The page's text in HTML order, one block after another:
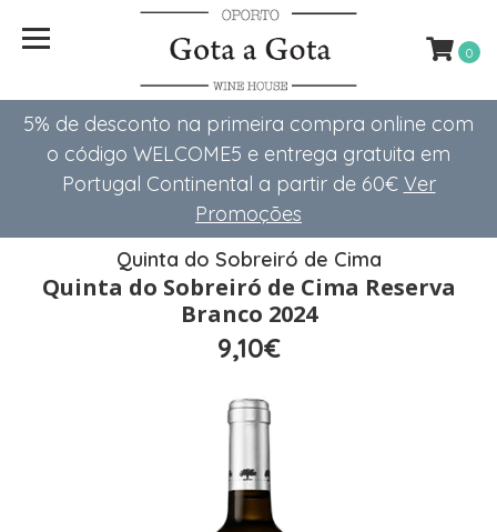
5% de desconto na primeira compra online com
o código WELCOME5 e entrega gratuita em
Portugal Continental a partir de 60€ Ver
Promoções
0
Quinta do Sobreiró de Cima
Quinta do Sobreiró de Cima Reserva
Branco 2024
9,10€